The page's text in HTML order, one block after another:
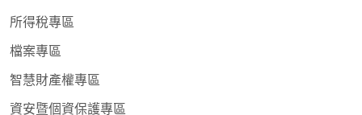
所得稅專區
檔案專區
智慧財產權專區
資安暨個資保護專區